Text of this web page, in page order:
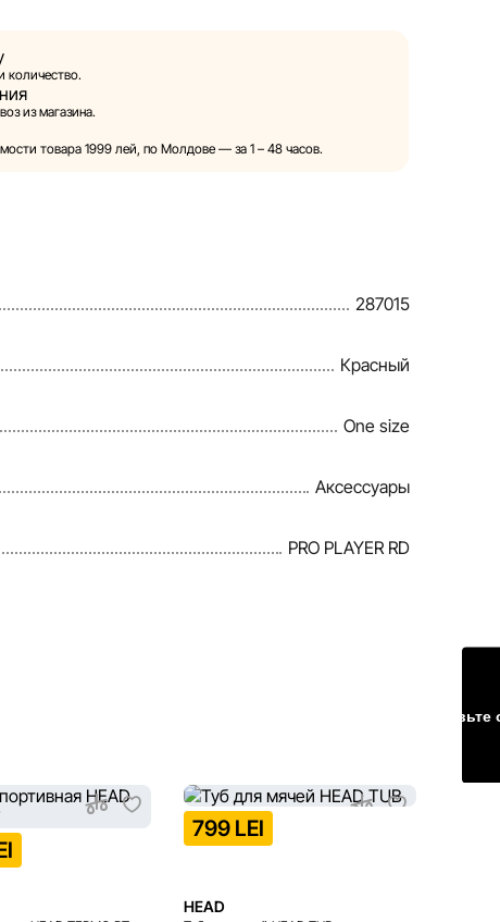
в одностороннем порядке и без
вносить изменения в описания, характеристики
Изображения, представленные на сайте,
уведомления.
и обновляет информацию на сайте, чтобы
количество.
из магазина.
товара 1999 лей, по Молдове — за 1 – 48 часов.
287015
Красный
One size
Аксессуары
PRO PLAYER RD
799 LEI
HEAD
Оставьте